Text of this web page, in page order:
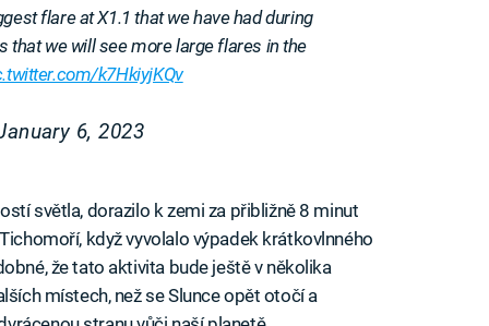
flare at X1.1 that we have had during
that we will see more large flares in the
k7HkiyjKQv
6, 2023
světla, dorazilo k zemi za přibližně 8 minut
když vyvolalo výpadek krátkovlnného
že tato aktivita bude ještě v několika
místech, než se Slunce opět otočí a